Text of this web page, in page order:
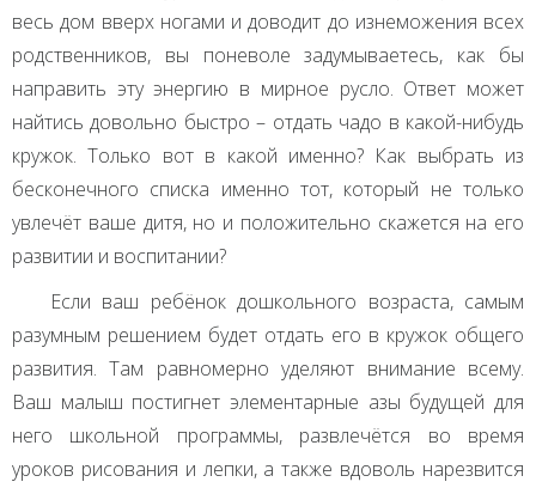
весь дом вверх ногами и доводит до изнеможения всех
родственников, вы поневоле задумываетесь, как бы
направить эту энергию в мирное русло. Ответ может
найтись довольно быстро – отдать чадо в какой-нибудь
кружок. Только вот в какой именно? Как выбрать из
бесконечного списка именно тот, который не только
увлечёт ваше дитя, но и положительно скажется на его
развитии и воспитании?
Если ваш ребёнок дошкольного возраста, самым
разумным решением будет отдать его в кружок общего
развития. Там равномерно уделяют внимание всему.
Ваш малыш постигнет элементарные азы будущей для
него школьной программы, развлечётся во время
уроков рисования и лепки, а также вдоволь нарезвится